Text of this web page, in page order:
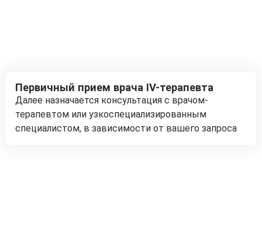
Первичный прием врача IV-терапевта
Далее назначается консультация с врачом-
терапевтом или узкоспециализированным
специалистом, в зависимости от вашего запроса